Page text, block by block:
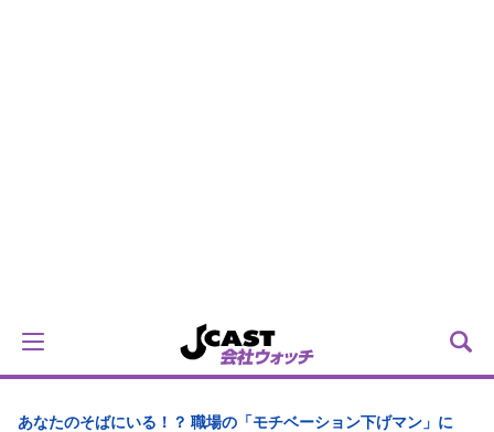
あなたのそばにいる！？ 職場の「モチベーション下げマン」に